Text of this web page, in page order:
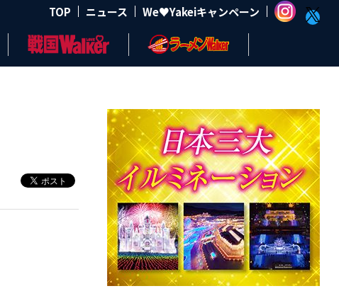
TOP ニュース We♥Yakeiキャンペーン